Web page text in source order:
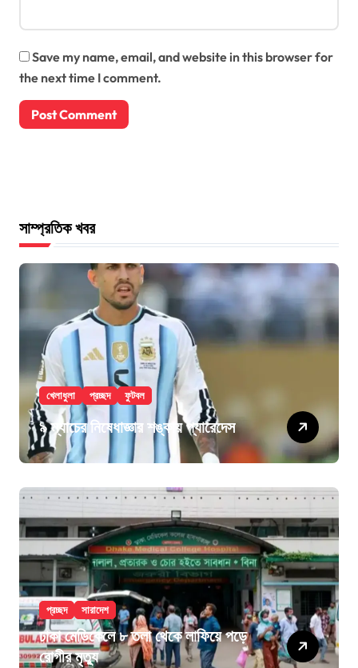
Save my name, email, and website in this browser for
the next time I comment.
সাম্প্রতিক খবর
খেলাধুলা প্রচ্ছদ ফুটবল
৯ ম্যাচের নিষেধাজ্ঞার শঙ্কায় প্যারেদেস
প্রচ্ছদ সারাদেশ
ঢাকা মেডিকেলে ৮ তলা থেকে লাফিয়ে পড়ে
রোগীর মৃত্যু